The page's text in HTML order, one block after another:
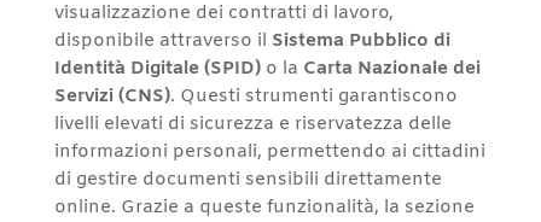
visualizzazione dei contratti di lavoro,
disponibile attraverso il Sistema Pubblico di
Identità Digitale (SPID) o la Carta Nazionale dei
Servizi (CNS). Questi strumenti garantiscono
livelli elevati di sicurezza e riservatezza delle
informazioni personali, permettendo ai cittadini
di gestire documenti sensibili direttamente
online. Grazie a queste funzionalità, la sezione